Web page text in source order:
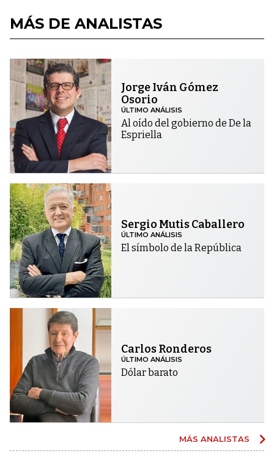
MÁS DE ANALISTAS
Jorge Iván Gómez
Osorio
ÚLTIMO ANÁLISIS
Al oído del gobierno de De la
Espriella
Sergio Mutis Caballero
ÚLTIMO ANÁLISIS
El símbolo de la República
Carlos Ronderos
ÚLTIMO ANÁLISIS
Dólar barato
MÁS ANALISTAS